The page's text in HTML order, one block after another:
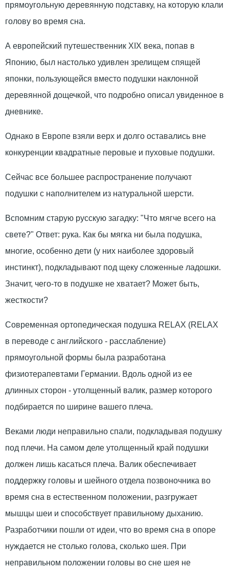
прямоугольную деревянную подставку, на которую клали
голову во время сна.
А европейский путешественник XIX века, попав в
Японию, был настолько удивлен зрелищем спящей
японки, пользующейся вместо подушки наклонной
деревянной дощечкой, что подробно описал увиденное в
дневнике.
Однако в Европе взяли верх и долго оставались вне
конкуренции квадратные перовые и пуховые подушки.
Сейчас все большее распространение получают
подушки с наполнителем из натуральной шерсти.
Вспомним старую русскую загадку: "Что мягче всего на
свете?" Ответ: рука. Как бы мягка ни была подушка,
многие, особенно дети (у них наиболее здоровый
инстинкт), подкладывают под щеку сложенные ладошки.
Значит, чего-то в подушке не хватает? Может быть,
жесткости?
Современная ортопедическая подушка RELAX (RELAX
в переводе с английского - расслабление)
прямоугольной формы была разработана
физиотерапевтами Германии. Вдоль одной из ее
длинных сторон - утолщенный валик, размер которого
подбирается по ширине вашего плеча.
Веками люди неправильно спали, подкладывая подушку
под плечи. На самом деле утолщенный край подушки
должен лишь касаться плеча. Валик обеспечивает
поддержку головы и шейного отдела позвоночника во
время сна в естественном положении, разгружает
мышцы шеи и способствует правильному дыханию.
Разработчики пошли от идеи, что во время сна в опоре
нуждается не столько голова, сколько шея. При
неправильном положении головы во сне шея не